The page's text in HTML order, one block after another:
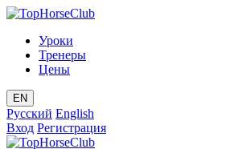
Уроки
Тренеры
Цены
EN
Русский English
Вход Регистрация